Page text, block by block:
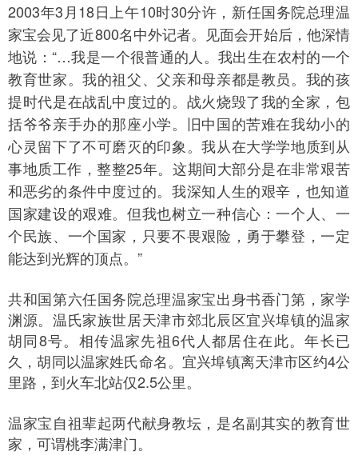
2003年3月18日上午10时30分许，新任国务院总理温
家宝会见了近800名中外记者。见面会开始后，他深情
地说：“…我是一个很普通的人。我出生在农村的一个
教育世家。我的祖父、父亲和母亲都是教员。我的孩
提时代是在战乱中度过的。战火烧毁了我的全家，包
括爷爷亲手办的那座小学。旧中国的苦难在我幼小的
心灵留下了不可磨灭的印象。我从在大学学地质到从
事地质工作，整整25年。这期间大部分是在非常艰苦
和恶劣的条件中度过的。我深知人生的艰辛，也知道
国家建设的艰难。但我也树立一种信心：一个人、一
个民族、一个国家，只要不畏艰险，勇于攀登，一定
能达到光辉的顶点。”
共和国第六任国务院总理温家宝出身书香门第，家学
渊源。温氏家族世居天津市郊北辰区宜兴埠镇的温家
胡同8号。相传温家先祖6代人都居住在此。年长已
久，胡同以温家姓氏命名。宜兴埠镇离天津市区约4公
里路，到火车北站仅2.5公里。
温家宝自祖辈起两代献身教坛，是名副其实的教育世
家，可谓桃李满津门。